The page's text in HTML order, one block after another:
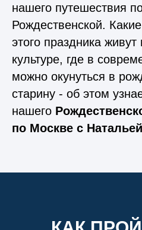
нашего путешествия
Рождественской.
этого праздника
культуре, где в
можно окунуться в
старину - об этом
нашего
по Москве с